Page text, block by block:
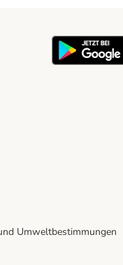
Umweltbestimmungen